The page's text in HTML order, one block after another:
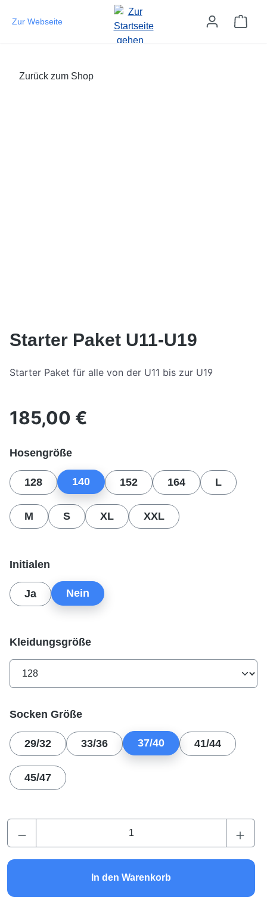
Zum Hauptinhalt springen
Zur Webseite
Zurück zum Shop
Starter Paket U11-U19
Starter Paket für alle von der U11 bis zur U19
Regulärer Preis:
185,00 €
Hosengrößeauswählen
128 140 152 164 L
M S XL XXL
Initialen
Ja Nein
Kleidungsgrößeauswählen
Socken Größeauswählen
29/32 33/36 37/40 41/44
45/47
Produkt Anzahl: Gib den gewünschten
In den Warenkorb